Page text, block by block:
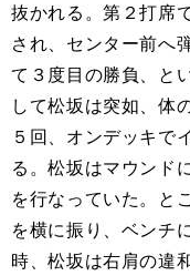
抜かれる。第２打席
され、センター前へ
て３度目の勝負、と
して松坂は突如、体
５回、オンデッキで
る。松坂はマウンド
を行なっていた。と
を横に振り、ベンチ
時、松坂は右肩の違